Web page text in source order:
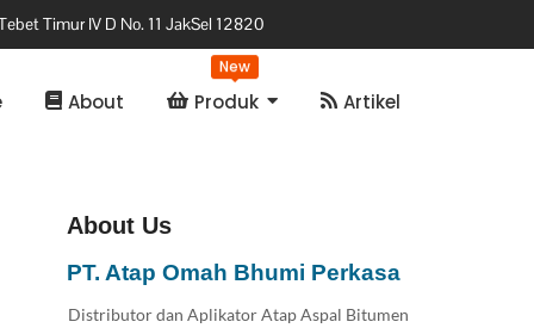
Timur IV D No. 11 JakSel 12820
About Produk
New
Artikel
About Us
PT. Atap Omah Bhumi Perkasa
Distributor dan Aplikator Atap Aspal Bitumen